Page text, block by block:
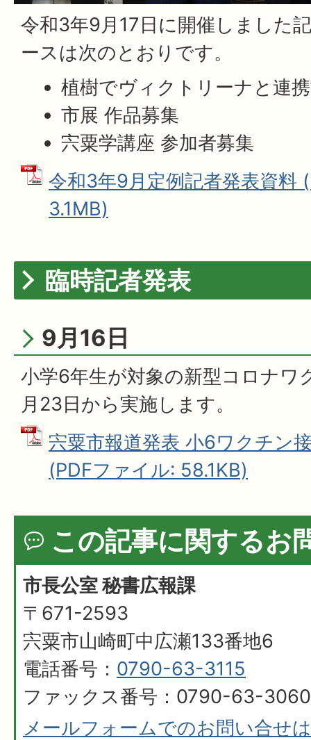
令和3年9月17日に開催しました
ースは次のとおりです。
植樹でヴィクトリーナと連
市展 作品募集
宍粟学講座 参加者募集
令和3年9月定例記者発表資料
3.1MB)
臨時記者発表
9月16日
小学6年生が対象の新型コロナワ
月23日から実施します。
宍粟市報道発表 小6ワクチン
(PDFファイル: 58.1KB)
この記事に関するお
市長公室 秘書広報課
〒671-2593
宍粟市山崎町中広瀬133番地6
電話番号： 0790-63-3115
ファックス番号：0790-63-3060
メールフォームでのお問い合せ